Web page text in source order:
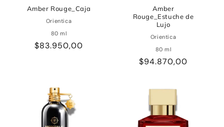
Amber Rouge_Caja
Orientica
80 ml
Precio
$83.950,00
Amber
Rouge_Estuche de
Lujo
Orientica
80 ml
Precio
$94.870,00